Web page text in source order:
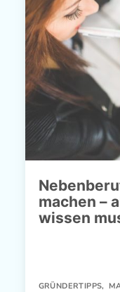
machen –
wissen
GRÜNDERTIPPS,